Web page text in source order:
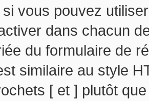
vous pouvez
dans chacun
du formulaire de
similaire au style
[ et ] plutôt